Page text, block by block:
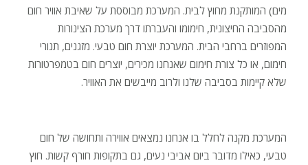
מים) המותקנת מחוץ לבית. המערכת מבוססת על שאיבת אוויר חום
מהסביבה החיצונית, חימומו והעברתו דרך מערכת הצינורות
המפוזרים ברחבי הבית. המערכת יוצרת חום טבעי. מזגנים, תנורי
חימום, או כל צורת חימום שאנחנו מכירים, יוצרים חום בטמפרטורות
שלא קיימות בסביבה שלנו ולרוב מייבשים את האוויר.
המערכת מקנה לחלל בו אנחנו נמצאים אווירה ותחושה של חום
טבעי, כאילו מדובר ביום אביבי נעים, גם בתקופות חורף קשות. חוץ